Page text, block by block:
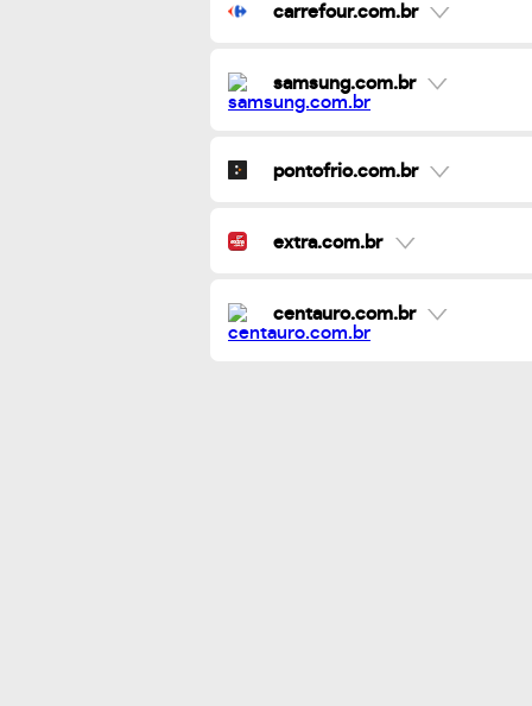
carrefour.com.br
samsung.com.br
pontofrio.com.br
extra.com.br
centauro.com.br